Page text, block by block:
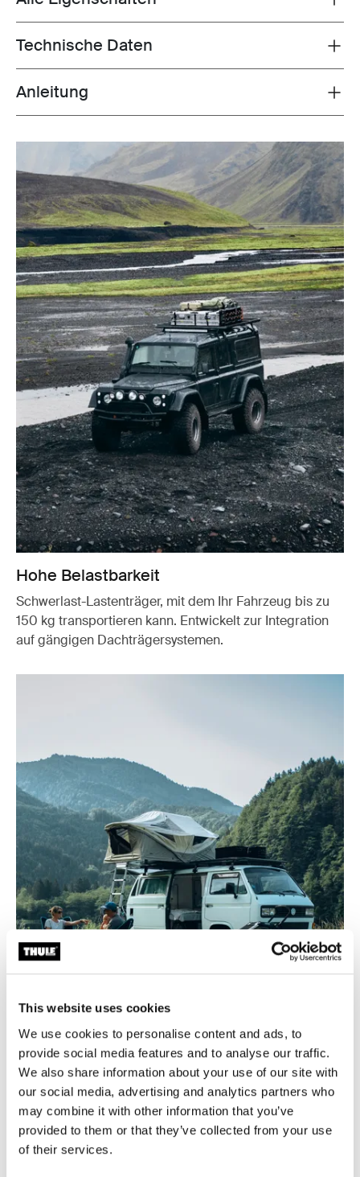
This website uses cookies
We use cookies to personalise content and ads, to
provide social media features and to analyse our traffic.
We also share information about your use of our site with
our social media, advertising and analytics partners who
may combine it with other information that you’ve
provided to them or that they’ve collected from your use
of their services.
Toggle techspec
Technische Daten
Toggle guides and instructions
Anleitung
Hohe Belastbarkeit
Schwerlast-Lastenträger, mit dem Ihr Fahrzeug bis zu
150 kg transportieren kann. Entwickelt zur Integration
auf gängigen Dachträgersystemen.
Vielseitiges Design
Montieren Sie verschiedene Thule-Gepäckträger, ein
Dachzelt oder Zubehör für Overlanding, Camping und